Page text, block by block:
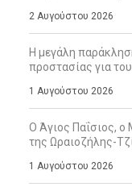
2 Αυγούστου 2026
Η μεγάλη
προστασίας για
1 Αυγούστου 2026
Ο Άγιος Παΐσιος, ο
της Ωραιοζήλης-
1 Αυγούστου 2026